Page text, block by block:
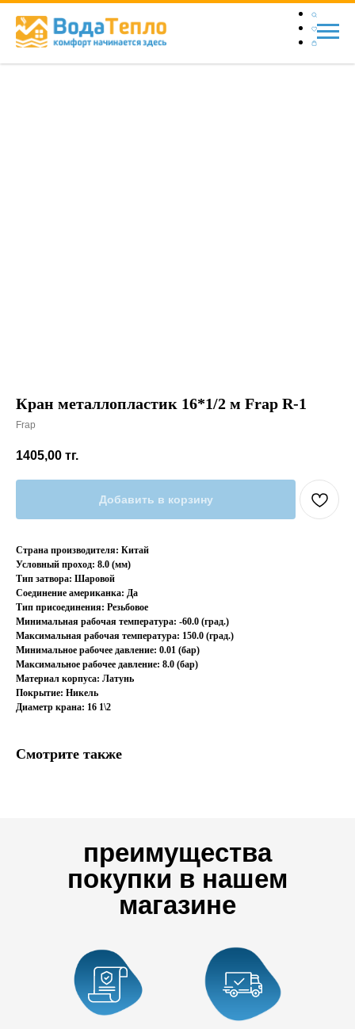
Кран металлопластик 16*1/2 м Frap R-1
Frap
1405,00 тг.
Добавить в корзину
Страна производителя: Китай
Условный проход: 8.0 (мм)
Тип затвора: Шаровой
Соединение американка: Да
Тип присоединения: Резьбовое
Минимальная рабочая температура: -60.0 (град.)
Максимальная рабочая температура: 150.0 (град.)
Минимальное рабочее давление: 0.01 (бар)
Максимальное рабочее давление: 8.0 (бар)
Материал корпуса: Латунь
Покрытие: Никель
Диаметр крана: 16 1\2
Смотрите также
преимущества
покупки в нашем
магазине